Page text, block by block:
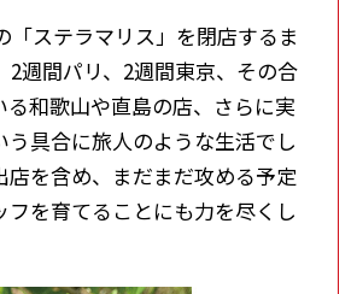
「ステラマリス」を閉店するま
2週間パリ、2週間東京、その合
る和歌山や直島の店、さらに実
う具合に旅人のような生活でし
店を含め、まだまだ攻める予定
フを育てることにも力を尽くし